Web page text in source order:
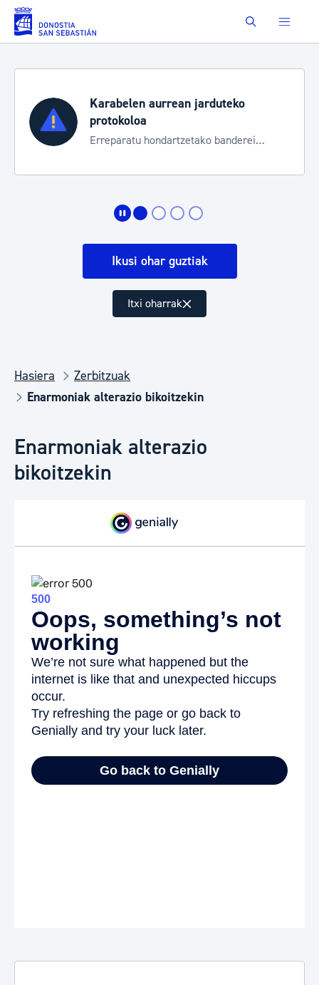
Eduki nagusira joan Buscar
Karabelen aurrean jarduteko
protokoloa
Erreparatu hondartzetako banderei
Ikusi ohar guztiak
Itxi oharrak
Hasiera
Zerbitzuak
Enarmoniak alterazio bikoitzekin
Enarmoniak alterazio
bikoitzekin